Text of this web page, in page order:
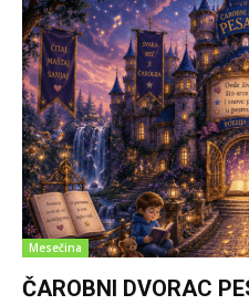
Mesečina
ČAROBNI DVORAC